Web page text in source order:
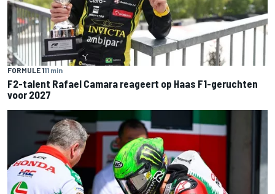
FORMULE 111 min
F2-talent Rafael Camara reageert op Haas F1-geruchten
voor 2027